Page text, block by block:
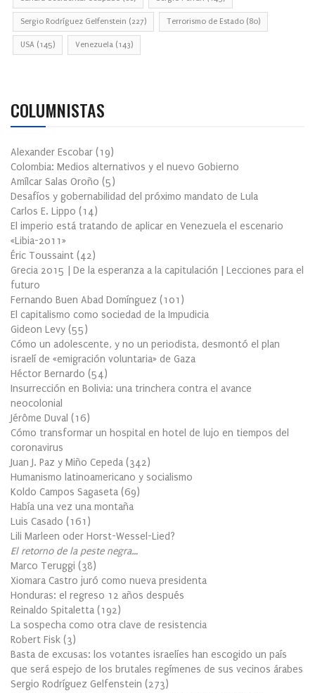
Sergio Rodríguez Gelfenstein (227) Terrorismo de Estado (80)
USA (145) Venezuela (143)
COLUMNISTAS
Alexander Escobar (19)
Colombia: Medios alternativos y el nuevo Gobierno
Amílcar Salas Oroño (5)
Desafíos y gobernabilidad del próximo mandato de Lula
Carlos E. Lippo (14)
El imperio está tratando de aplicar en Venezuela el escenario
«Libia-2011»
Éric Toussaint (42)
Grecia 2015 | De la esperanza a la capitulación | Lecciones para el
futuro
Fernando Buen Abad Domínguez (101 )
El capitalismo como sociedad de la Impudicia
Gideon Levy (55)
Cómo un adolescente, y no un periodista, desmontó el plan
israelí de «emigración voluntaria» de Gaza
Héctor Bernardo (54)
Insurrección en Bolivia: una trinchera contra el avance
neocolonial
Jérôme Duval (16)
Cómo transformar un hospital en hotel de lujo en tiempos del
coronavirus
Juan J. Paz y Miño Cepeda (342)
Humanismo latinoamericano y socialismo
Koldo Campos Sagaseta (69)
Había una vez una montaña
Luis Casado (161 )
Lili Marleen oder Horst-Wessel-Lied?
El retorno de la peste negra…
Marco Teruggi (38)
Xiomara Castro juró como nueva presidenta
Honduras: el regreso 12 años después
Reinaldo Spitaletta (192)
La sospecha como otra clave de resistencia
Robert Fisk (3)
Basta de excusas: los votantes israelíes han escogido un país
que será espejo de los brutales regímenes de sus vecinos árabes
Sergio Rodríguez Gelfenstein (273)